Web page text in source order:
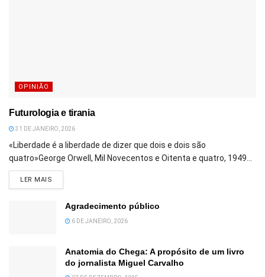
OPINIÃO
Futurologia e tirania
31 DE JANEIRO, 2026
«Liberdade é a liberdade de dizer que dois e dois são
quatro»George Orwell, Mil Novecentos e Oitenta e quatro, 1949...
LER MAIS
Agradecimento público
6 DE JANEIRO, 2026
Anatomia do Chega: A propósito de um livro
do jornalista Miguel Carvalho